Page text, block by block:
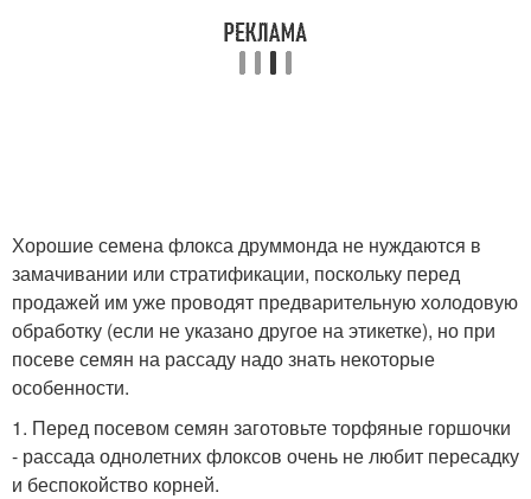
Хорошие семена флокса друммонда не нуждаются в
замачивании или стратификации, поскольку перед
продажей им уже проводят предварительную холодовую
обработку (если не указано другое на этикетке), но при
посеве семян на рассаду надо знать некоторые
особенности.
1. Перед посевом семян заготовьте торфяные горшочки
- рассада однолетних флоксов очень не любит пересадку
и беспокойство корней.